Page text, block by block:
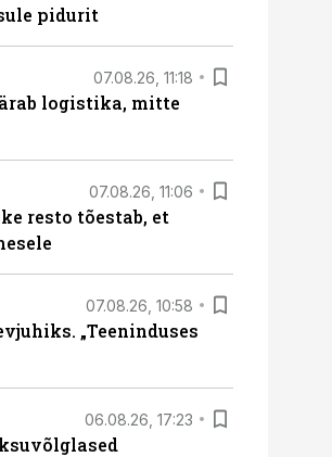
pidurit
07.08.26, 11:18
logistika, mitte
07.08.26, 11:06
resto tõestab, et
07.08.26, 10:58
„Teeninduses
06.08.26, 17:23